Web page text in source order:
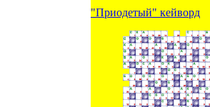
"Приодетый" кейворд